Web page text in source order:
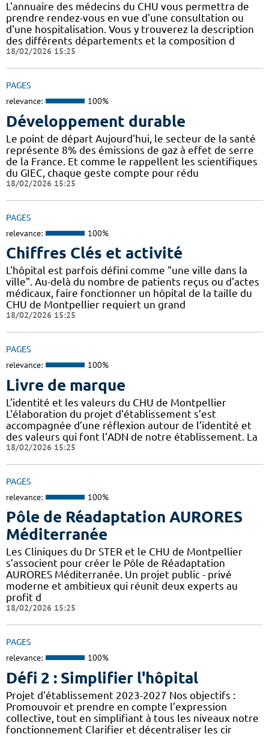
L'annuaire des médecins du CHU vous permettra de
prendre rendez-vous en vue d'une consultation ou
d'une hospitalisation. Vous y trouverez la description
des différents départements et la composition d
18/02/2026 15:25
PAGES
relevance: 100%
Développement durable
Le point de départ Aujourd'hui, le secteur de la santé
représente 8% des émissions de gaz à effet de serre
de la France. Et comme le rappellent les scientifiques
du GIEC, chaque geste compte pour rédu
18/02/2026 15:25
PAGES
relevance: 100%
Chiffres Clés et activité
L'hôpital est parfois défini comme "une ville dans la
ville". Au-delà du nombre de patients reçus ou d'actes
médicaux, faire fonctionner un hôpital de la taille du
CHU de Montpellier requiert un grand
18/02/2026 15:25
PAGES
relevance: 100%
Livre de marque
L’identité et les valeurs du CHU de Montpellier
L'élaboration du projet d'établissement s’est
accompagnée d’une réflexion autour de l’identité et
des valeurs qui font l’ADN de notre établissement. La
18/02/2026 15:25
PAGES
relevance: 100%
Pôle de Réadaptation AURORES
Méditerranée
Les Cliniques du Dr STER et le CHU de Montpellier
s’associent pour créer le Pôle de Réadaptation
AURORES Méditerranée. Un projet public - privé
moderne et ambitieux qui réunit deux experts au
profit d
18/02/2026 15:25
PAGES
relevance: 100%
Défi 2 : Simplifier l'hôpital
Projet d'établissement 2023-2027 Nos objectifs :
Promouvoir et prendre en compte l’expression
collective, tout en simplifiant à tous les niveaux notre
fonctionnement Clarifier et décentraliser les cir